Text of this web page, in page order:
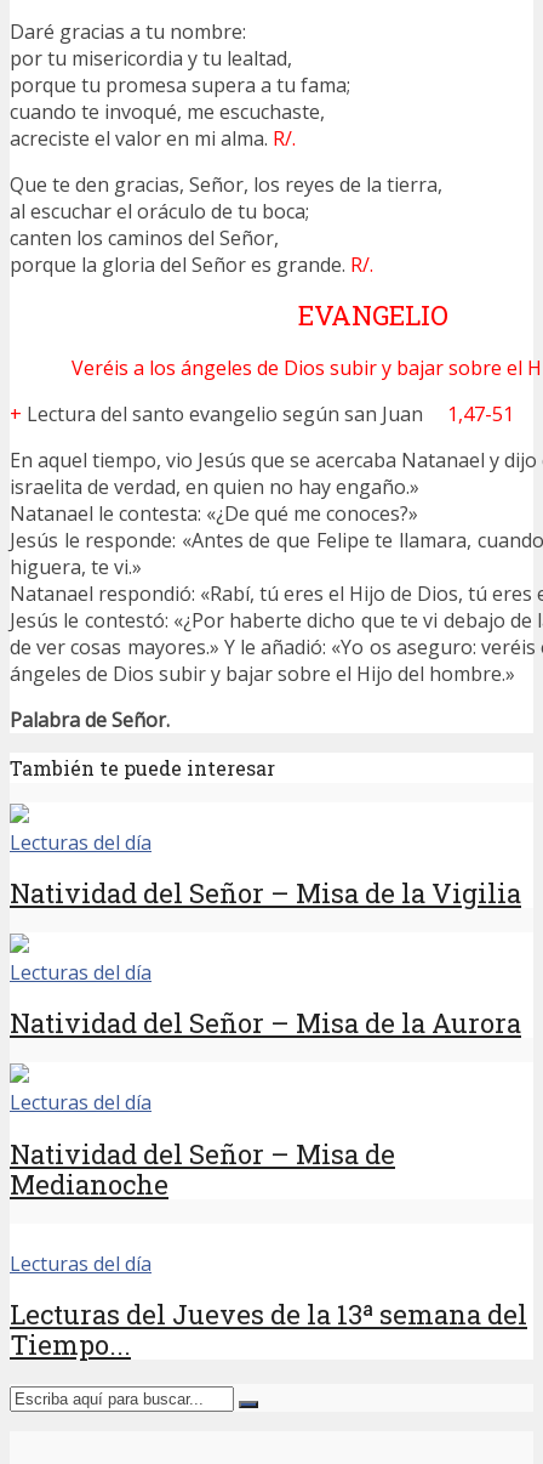
Daré gracias a tu nombre:
por tu misericordia y tu lealtad,
porque tu promesa supera a tu fama;
cuando te invoqué, me escuchaste,
acreciste el valor en mi alma. R/.
Que te den gracias, Señor, los reyes de la tierra,
al escuchar el oráculo de tu boca;
canten los caminos del Señor,
porque la gloria del Señor es grande. R/.
EVANGELIO
Veréis a los ángeles de Dios subir y bajar sobre el
+ Lectura del santo evangelio según san Juan 1,47-51
En aquel tiempo, vio Jesús que se acercaba Natanael y
israelita de verdad, en quien no hay engaño.»
Natanael le contesta: «¿De qué me conoces?»
Jesús le responde: «Antes de que Felipe te llamara,
higuera, te vi.»
Natanael respondió: «Rabí, tú eres el Hijo de Dios, tú eres
Jesús le contestó: «¿Por haberte dicho que te vi debajo de
de ver cosas mayores.» Y le añadió: «Yo os aseguro:
ángeles de Dios subir y bajar sobre el Hijo del hombre.»
Palabra de Señor.
También te puede interesar
Lecturas del día
Natividad del Señor – Misa de la Vigilia
Lecturas del día
Natividad del Señor – Misa de la Aurora
Lecturas del día
Natividad del Señor – Misa de
Medianoche
Lecturas del día
Lecturas del Jueves de la 13ª semana del
Tiempo...